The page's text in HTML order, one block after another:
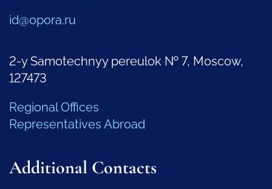
id@opora.ru
2-y Samotechnyy pereulok № 7, Moscow,
127473
Regional Offices
Representatives Abroad
Additional Contacts